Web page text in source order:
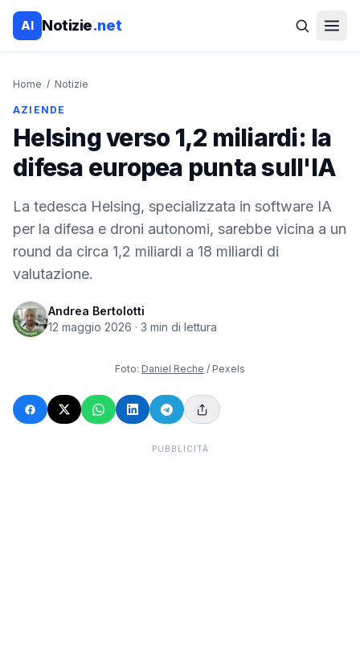
AI Notizie.net
Home / Notizie
AZIENDE
Helsing verso 1,2 miliardi: la
difesa europea punta sull'IA
La tedesca Helsing, specializzata in software IA
per la difesa e droni autonomi, sarebbe vicina a un
round da circa 1,2 miliardi a 18 miliardi di
valutazione.
Andrea Bertolotti
12 maggio 2026 · 3 min di lettura
Foto: Daniel Reche / Pexels
PUBBLICITÀ